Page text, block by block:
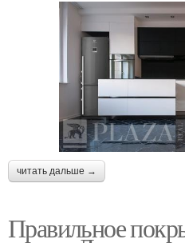
читать дальше →
Правильное